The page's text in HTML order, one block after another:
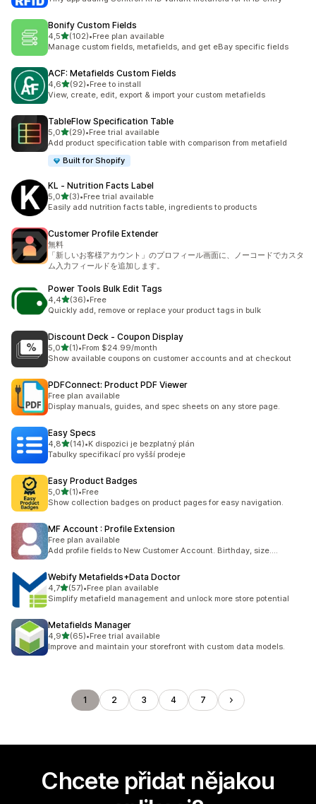
Bonify Custom Fields
4,5z 5 hvězd
(102)
Celkový počet recenzí: 102
•Free plan available
Manage custom fields, metafields, and get eBay specific fields
ACF: Metafields Custom Fields
4,6z 5 hvězd
(92)
Celkový počet recenzí: 92
•Free to install
View, create, edit, export & import your custom metafields
TableFlow Specification Table
5,0z 5 hvězd
(29)
Celkový počet recenzí: 29
•Free trial available
Add product specification table with comparison from metafield
Built for Shopify
KL ‑ Nutrition Facts Label
5,0z 5 hvězd
(3)
Celkový počet recenzí: 3
•Free trial available
Easily add nutrition facts table, ingredients to products
Customer Profile Extender
無料
「新しいお客様アカウント」のプロフィール画面に、ノーコードでカスタ
ム入力フィールドを追加します。
Power Tools Bulk Edit Tags
4,4z 5 hvězd
(36)
Celkový počet recenzí: 36
•Free
Quickly add, remove or replace your product tags in bulk
Discount Deck ‑ Coupon Display
5,0z 5 hvězd
(1)
Celkový počet recenzí: 1
•From $24.99/month
Show available coupons on customer accounts and at checkout
PDFConnect: Product PDF Viewer
Free plan available
Display manuals, guides, and spec sheets on any store page.
Easy Specs
4,8z 5 hvězd
(14)
Celkový počet recenzí: 14
•K dispozici je bezplatný plán
Tabulky specifikací pro vyšší prodeje
Easy Product Badges
5,0z 5 hvězd
(1)
Celkový počet recenzí: 1
•Free
Show collection badges on product pages for easy navigation.
MF Account : Profile Extension
Free plan available
Add profile fields to New Customer Account. Birthday, size....
Webify Metafields+Data Doctor
4,7z 5 hvězd
(57)
Celkový počet recenzí: 57
•Free plan available
Simplify metafield management and unlock more store potential
Metafields Manager
4,9z 5 hvězd
(65)
Celkový počet recenzí: 65
•Free trial available
Improve and maintain your storefront with custom data models.
1 2 3 4 7
Chcete přidat nějakou